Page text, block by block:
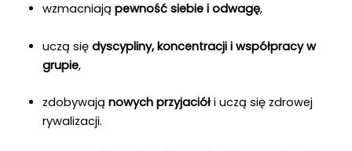
wzmacniają pewność siebie i odwagę,
uczą się dyscypliny, koncentracji i współpracy w
grupie,
zdobywają nowych przyjaciółi uczą się zdrowej
rywalizacji.